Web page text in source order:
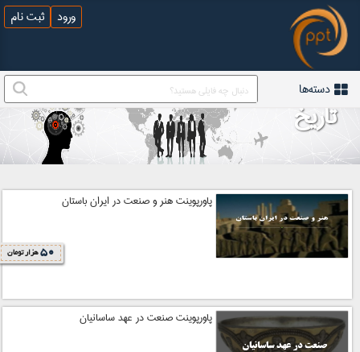
ورود ثبت نام
دسته‌ها
تاریخ
پاورپوینت هنر و صنعت در ایران باستان
50 هزار تومان
پاورپوینت صنعت در عهد ساسانیان